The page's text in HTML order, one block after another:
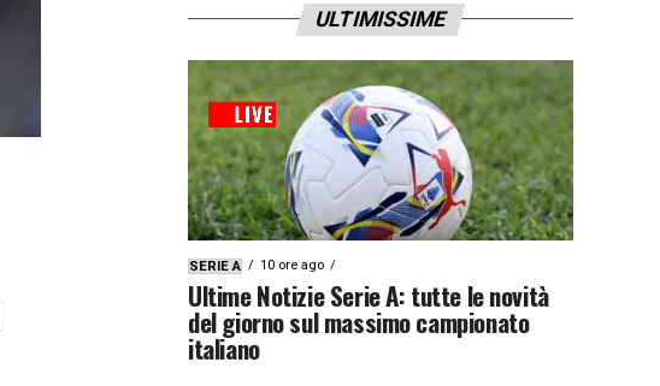
ULTIMISSIME
SERIE A 10 ore ago
Ultime Notizie Serie A: tutte le novità
del giorno sul massimo campionato
italiano